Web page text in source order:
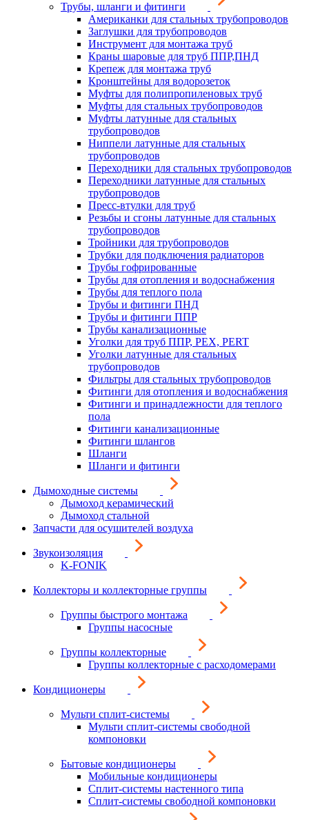
Трубы, шланги и фитинги
Американки для стальных трубопроводов
Заглушки для трубопроводов
Инструмент для монтажа труб
Краны шаровые для труб ППР,ПНД
Крепеж для монтажа труб
Кронштейны для водорозеток
Муфты для полипропиленовых труб
Муфты для стальных трубопроводов
Муфты латунные для стальных
трубопроводов
Ниппели латунные для стальных
трубопроводов
Переходники для стальных трубопроводов
Переходники латунные для стальных
трубопроводов
Пресс-втулки для труб
Резьбы и сгоны латунные для стальных
трубопроводов
Тройники для трубопроводов
Трубки для подключения радиаторов
Трубы гофрированные
Трубы для отопления и водоснабжения
Трубы для теплого пола
Трубы и фитинги ПНД
Трубы и фитинги ППР
Трубы канализационные
Уголки для труб ППР, PEX, PERT
Уголки латунные для стальных
трубопроводов
Фильтры для стальных трубопроводов
Фитинги для отопления и водоснабжения
Фитинги и принадлежности для теплого
пола
Фитинги канализационные
Фитинги шлангов
Шланги
Шланги и фитинги
Дымоходные системы
Дымоход керамический
Дымоход стальной
Запчасти для осушителей воздуха
Звукоизоляция
K-FONIK
Коллекторы и коллекторные группы
Группы быстрого монтажа
Группы насосные
Группы коллекторные
Группы коллекторные с расходомерами
Кондиционеры
Мульти сплит-системы
Мульти сплит-системы свободной
компоновки
Бытовые кондиционеры
Мобильные кондиционеры
Сплит-системы настенного типа
Сплит-системы свободной компоновки